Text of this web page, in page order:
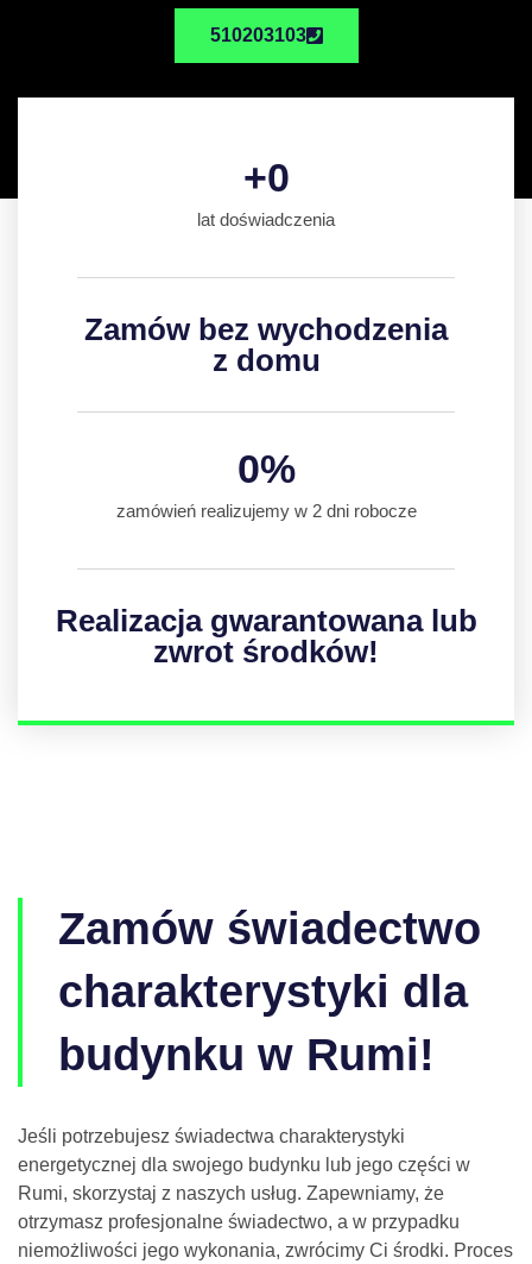
510203103
lat doświadczenia
+0
Zamów bez wychodzenia
z domu
zamówień realizujemy w 2 dni robocze
0%
Realizacja gwarantowana lub
zwrot środków!
Zamów świadectwo
charakterystyki dla
budynku w Rumi!
Jeśli potrzebujesz świadectwa charakterystyki
energetycznej dla swojego budynku lub jego części w
Rumi, skorzystaj z naszych usług. Zapewniamy, że
otrzymasz profesjonalne świadectwo, a w przypadku
niemożliwości jego wykonania, zwrócimy Ci środki. Proces